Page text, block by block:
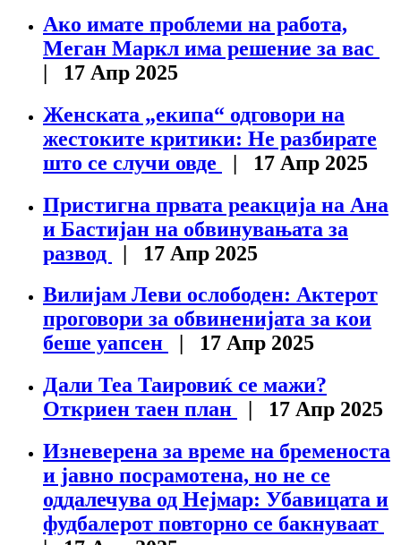
Ако имате проблеми на работа,
Меган Маркл има решение за вас
| 17 Апр 2025
Женската „екипа“ одговори на
жестоките критики: Не разбирате
што се случи овде
| 17 Апр 2025
Пристигна првата реакција на Ана
и Бастијан на обвинувањата за
развод
| 17 Апр 2025
Вилијам Леви ослободен: Актерот
проговори за обвиненијата за кои
беше уапсен
| 17 Апр 2025
Дали Теа Таировиќ се мажи?
Откриен таен план
| 17 Апр 2025
Изневерена за време на бременоста
и јавно посрамотена, но не се
оддалечува од Нејмар: Убавицата и
фудбалерот повторно се бакнуваат